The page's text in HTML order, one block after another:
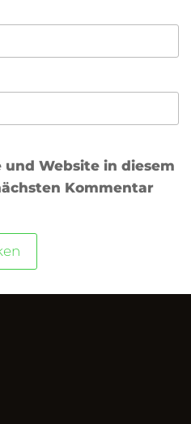
und Website in diesem
Kommentar